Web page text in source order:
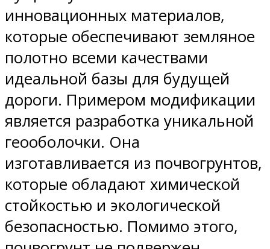
инновационных материалов,
которые обеспечивают земляное
полотно всеми качествами
идеальной базы для будущей
дороги. Примером модификации
является разработка уникальной
геооболочки. Она
изготавливается из почвогрунтов,
которые обладают химической
стойкостью и экологической
безопасностью. Помимо этого,